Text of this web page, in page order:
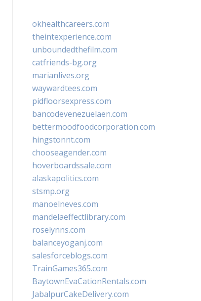
okhealthcareers.com
theintexperience.com
unboundedthefilm.com
catfriends-bg.org
marianlives.org
waywardtees.com
pidfloorsexpress.com
bancodevenezuelaen.com
bettermoodfoodcorporation.com
hingstonnt.com
chooseagender.com
hoverboardssale.com
alaskapolitics.com
stsmp.org
manoelneves.com
mandelaeffectlibrary.com
roselynns.com
balanceyoganj.com
salesforceblogs.com
TrainGames365.com
BaytownEvaCationRentals.com
JabalpurCakeDelivery.com